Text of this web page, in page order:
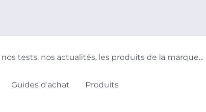
tests, nos actualités, les produits de la marque…
Guides d'achat Produits